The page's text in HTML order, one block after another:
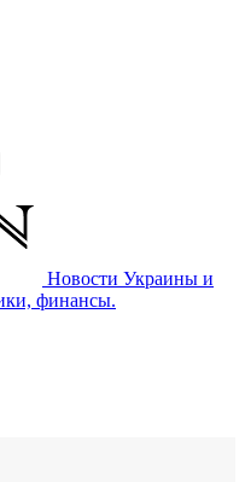
Новости Украины и
финансы.